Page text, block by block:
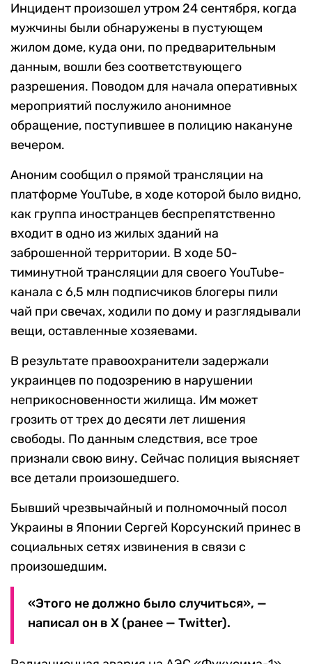
Инцидент произошел утром 24 сентября, когда
мужчины были обнаружены в пустующем
жилом доме, куда они, по предварительным
данным, вошли без соответствующего
разрешения. Поводом для начала оперативных
мероприятий послужило анонимное
обращение, поступившее в полицию накануне
вечером.
Аноним сообщил о прямой трансляции на
платформе YouTube, в ходе которой было видно,
как группа иностранцев беспрепятственно
входит в одно из жилых зданий на
заброшенной территории. В ходе 50-
тиминутной трансляции для своего YouTube-
канала с 6,5 млн подписчиков блогеры пили
чай при свечах, ходили по дому и разглядывали
вещи, оставленные хозяевами.
В результате правоохранители задержали
украинцев по подозрению в нарушении
неприкосновенности жилища. Им может
грозить от трех до десяти лет лишения
свободы. По данным следствия, все трое
признали свою вину. Сейчас полиция выясняет
все детали произошедшего.
Бывший чрезвычайный и полномочный посол
Украины в Японии Сергей Корсунский принес в
социальных сетях извинения в связи с
произошедшим.
«Этого не должно было случиться», —
написал он в X (ранее — Twitter).